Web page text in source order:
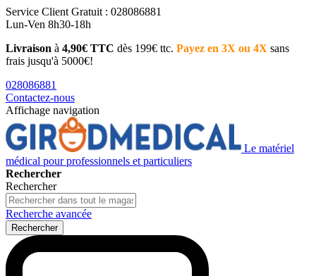
Service Client Gratuit : 028086881
Lun-Ven 8h30-18h
Livraison à 4,90€ TTC dès 199€ ttc. Payez en 3X ou 4X sans
frais jusqu'à 5000€!
028086881
Contactez-nous
Affichage navigation
Le matériel
médical pour professionnels et particuliers
Rechercher
Rechercher
Recherche avancée
Rechercher